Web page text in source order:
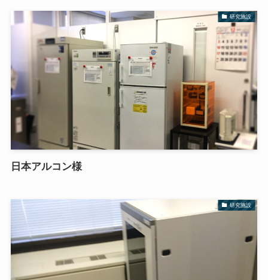
研究施設
日本アルコン様
研究施設